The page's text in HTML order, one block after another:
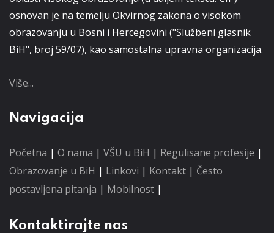
osnovan je na temelju Okvirnog zakona o visokom
obrazovanju u Bosni i Hercegovini ("Službeni glasnik
BiH", broj 59/07), kao samostalna upravna organizacija.
Više...
Navigacija
Početna | O nama | VŠU u BiH | Regulisane profesije |
Obrazovanje u BiH | Linkovi | Kontakt | Često
postavljena pitanja | Mobilnost |
Kontaktirajte nas